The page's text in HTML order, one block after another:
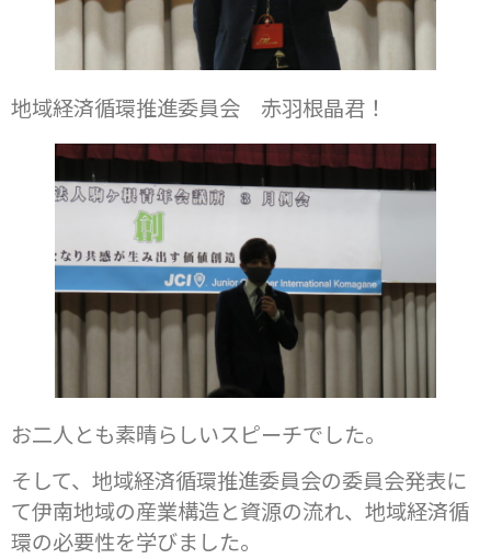
地域経済循環推進委員会 赤羽根晶君！
お二人とも素晴らしいスピーチでした。
そして、地域経済循環推進委員会の委員会発表に
て伊南地域の産業構造と資源の流れ、地域経済循
環の必要性を学びました。